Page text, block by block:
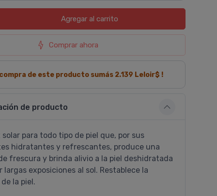
Agregaral carrito
Comprar ahora
compra de este producto sumás 2.139 Leloir$ !
de producto
solar para todo tipo de piel que, por sus
hidratantes y refrescantes, produce una
frescura y brinda alivio a la piel deshidratada
largas exposiciones al sol. Restablece la
la piel.